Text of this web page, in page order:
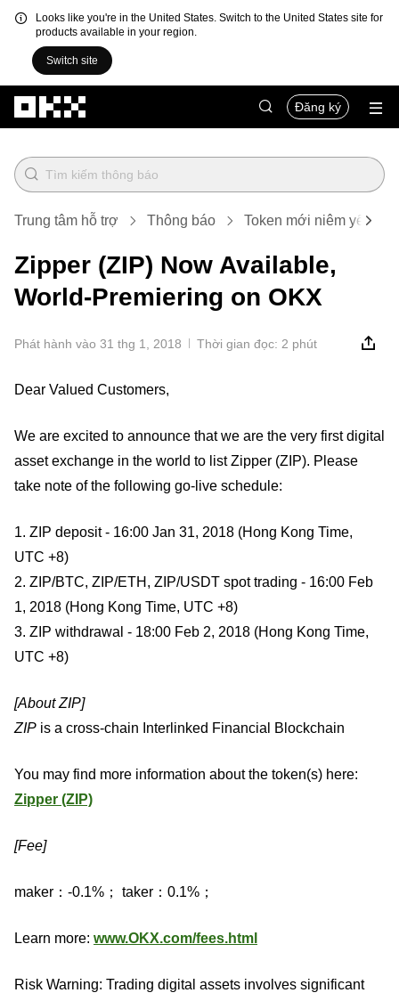
Looks like you're in the United States. Switch to the United States site for
products available in your region.
Switch site
Đăng ký
Trung tâm hỗ trợ Thông báo Token mới niêm yết
Zipper (ZIP) Now Available,
World-Premiering on OKX
Phát hành vào 31 thg 1, 2018 Thời gian đọc: 2 phút
Dear Valued Customers,
We are excited to announce that we are the very first digital
asset exchange in the world to list Zipper (ZIP). Please
take note of the following go-live schedule:
1. ZIP deposit - 16:00 Jan 31, 2018 (Hong Kong Time,
UTC +8)
2. ZIP/BTC, ZIP/ETH, ZIP/USDT spot trading - 16:00 Feb
1, 2018 (Hong Kong Time, UTC +8)
3. ZIP withdrawal - 18:00 Feb 2, 2018 (Hong Kong Time,
UTC +8)
[About ZIP]
ZIP is a cross-chain Interlinked Financial Blockchain
You may find more information about the token(s) here:
Zipper (ZIP)
[Fee]
maker：-0.1%； taker：0.1%；
Learn more: www.OKX.com/fees.html
Risk Warning: Trading digital assets involves significant